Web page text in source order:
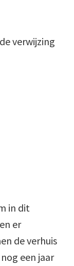
verwijzing
in dit
er
de verhuis
een jaar